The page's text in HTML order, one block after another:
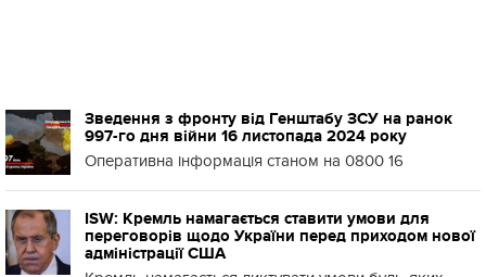
Зведення з фронту від Генштабу ЗСУ на ранок
997-го дня війни 16 листопада 2024 року
Оперативна інформація станом на 0800 16
ISW: Кремль намагається ставити умови для
переговорів щодо України перед приходом нової
адміністрації США